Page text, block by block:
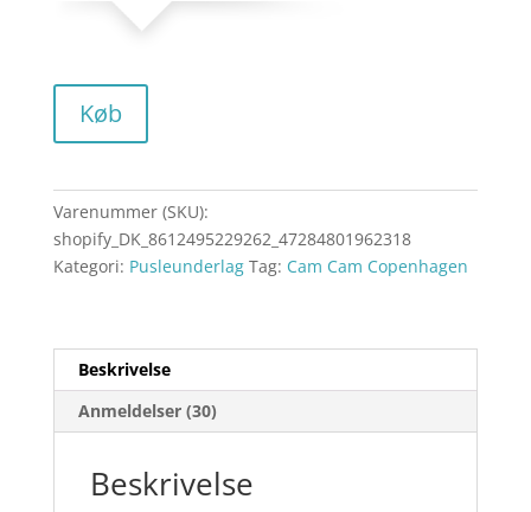
Køb
Varenummer (SKU):
shopify_DK_8612495229262_47284801962318
Kategori: Pusleunderlag Tag: Cam Cam Copenhagen
Beskrivelse
Anmeldelser (30)
Beskrivelse